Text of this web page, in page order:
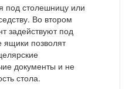
под столешницу или
Во втором
задействуют под
ящики позволят
документы и не
стола.